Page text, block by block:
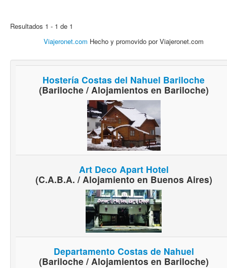
Resultados 1 - 1 de 1
Viajeronet.com Hecho y promovido por Viajeronet.com
Hostería Costas del Nahuel Bariloche
(Bariloche / Alojamientos en Bariloche)
Art Deco Apart Hotel
(C.A.B.A. / Alojamiento en Buenos Aires)
Departamento Costas de Nahuel
(Bariloche / Alojamientos en Bariloche)